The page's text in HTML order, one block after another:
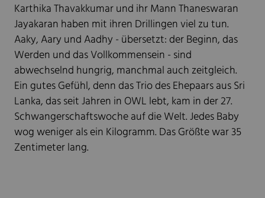
Karthika Thavakkumar und ihr Mann Thaneswaran
Jayakaran haben mit ihren Drillingen viel zu tun.
Aaky, Aary und Aadhy - übersetzt: der Beginn, das
Werden und das Vollkommensein - sind
abwechselnd hungrig, manchmal auch zeitgleich.
Ein gutes Gefühl, denn das Trio des Ehepaars aus Sri
Lanka, das seit Jahren in OWL lebt, kam in der 27.
Schwangerschaftswoche auf die Welt. Jedes Baby
wog weniger als ein Kilogramm. Das Größte war 35
Zentimeter lang.